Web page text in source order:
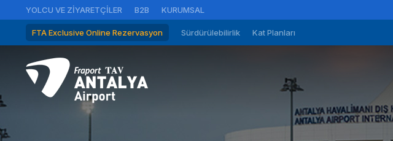
YOLCU VE ZIYARETÇILER B2B KURUMSAL
FTA Exclusive Online Rezervasyon Sürdürülebilirlik Kat Planları